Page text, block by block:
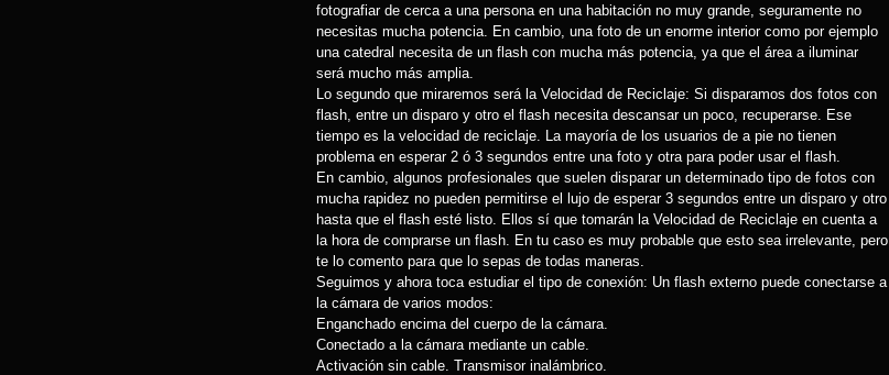
fotografiar de cerca a una persona en una habitación no muy grande, seguramente no
necesitas mucha potencia. En cambio, una foto de un enorme interior como por ejemplo
una catedral necesita de un flash con mucha más potencia, ya que el área a iluminar
será mucho más amplia.
Lo segundo que miraremos será la Velocidad de Reciclaje: Si disparamos dos fotos con
flash, entre un disparo y otro el flash necesita descansar un poco, recuperarse. Ese
tiempo es la velocidad de reciclaje. La mayoría de los usuarios de a pie no tienen
problema en esperar 2 ó 3 segundos entre una foto y otra para poder usar el flash.
En cambio, algunos profesionales que suelen disparar un determinado tipo de fotos con
mucha rapidez no pueden permitirse el lujo de esperar 3 segundos entre un disparo y otro
hasta que el flash esté listo. Ellos sí que tomarán la Velocidad de Reciclaje en cuenta a
la hora de comprarse un flash. En tu caso es muy probable que esto sea irrelevante, pero
te lo comento para que lo sepas de todas maneras.
Seguimos y ahora toca estudiar el tipo de conexión: Un flash externo puede conectarse a
la cámara de varios modos:
Enganchado encima del cuerpo de la cámara.
Conectado a la cámara mediante un cable.
Activación sin cable. Transmisor inalámbrico.